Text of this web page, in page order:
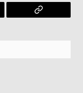
Копирай